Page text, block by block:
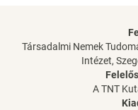
Társadalmi Nemek
Intézet,
A TNT